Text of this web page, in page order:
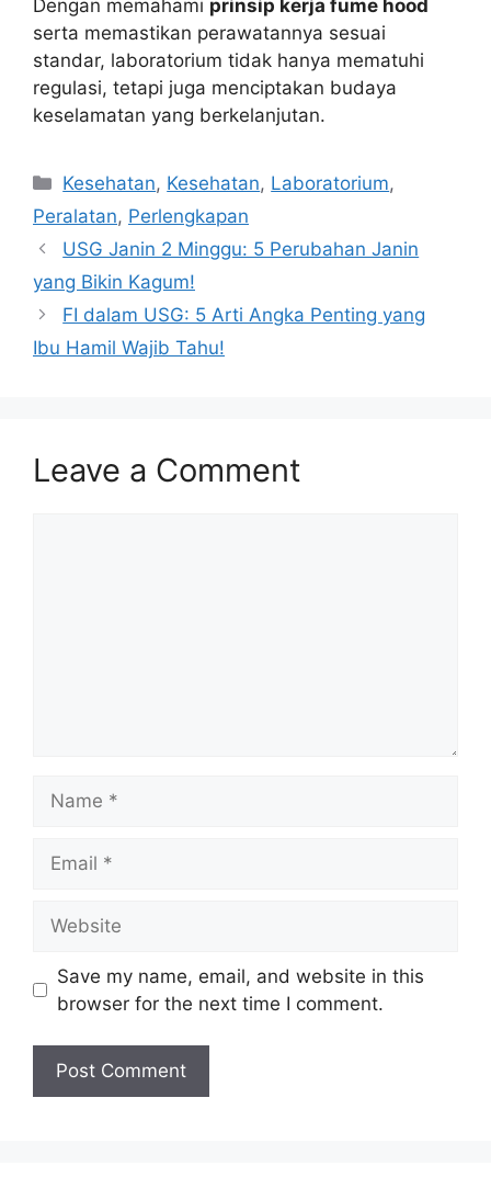
Dengan memahami prinsip kerja fume hood
serta memastikan perawatannya sesuai
standar, laboratorium tidak hanya mematuhi
regulasi, tetapi juga menciptakan budaya
keselamatan yang berkelanjutan.
Categories
Kesehatan, Kesehatan, Laboratorium,
Peralatan, Perlengkapan
USG Janin 2 Minggu: 5 Perubahan Janin
yang Bikin Kagum!
FI dalam USG: 5 Arti Angka Penting yang
Ibu Hamil Wajib Tahu!
Leave a Comment
Save my name, email, and website in this
browser for the next time I comment.